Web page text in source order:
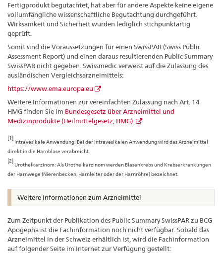
Fertigprodukt begutachtet, hat aber für andere Aspekte keine eigene
vollumfängliche wissenschaftliche Begutachtung durchgeführt.
Wirksamkeit und Sicherheit wurden lediglich stichpunktartig
geprüft.
Somit sind die Voraussetzungen für einen SwissPAR (Swiss Public
Assessment Report) und einen daraus resultierenden Public Summary
SwissPAR nicht gegeben. Swissmedic verweist auf die Zulassung des
ausländischen Vergleichsarzneimittels:
https://www.ema.europa.eu
Weitere Informationen zur vereinfachten Zulassung nach Art. 14
HMG finden Sie im Bundesgesetz über Arzneimittel und
Medizinprodukte (Heilmittelgesetz, HMG).
[1]
Intravesikale Anwendung: Bei der intravesikalen Anwendung wird das Arzneimittel
direkt in die Harnblase verabreicht.
[2]
Urothelkarzinom: Als Urothelkarzinom werden Blasenkrebs und Krebserkrankungen
der Harnwege (Nierenbecken, Harnleiter oder der Harnröhre) bezeichnet.
Weitere Informationen zum Arzneimittel
Zum Zeitpunkt der Publikation des Public Summary SwissPAR zu BCG
Apogepha ist die Fachinformation noch nicht verfügbar. Sobald das
Arzneimittel in der Schweiz erhältlich ist, wird die Fachinformation
auf folgender Seite im Internet zur Verfügung gestellt: